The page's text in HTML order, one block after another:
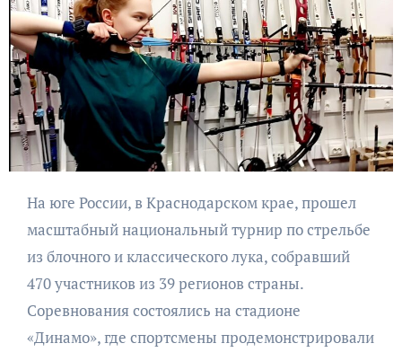
На юге России, в Краснодарском крае, прошел
масштабный национальный турнир по стрельбе
из блочного и классического лука, собравший
470 участников из 39 регионов страны.
Соревнования состоялись на стадионе
«Динамо», где спортсмены продемонстрировали